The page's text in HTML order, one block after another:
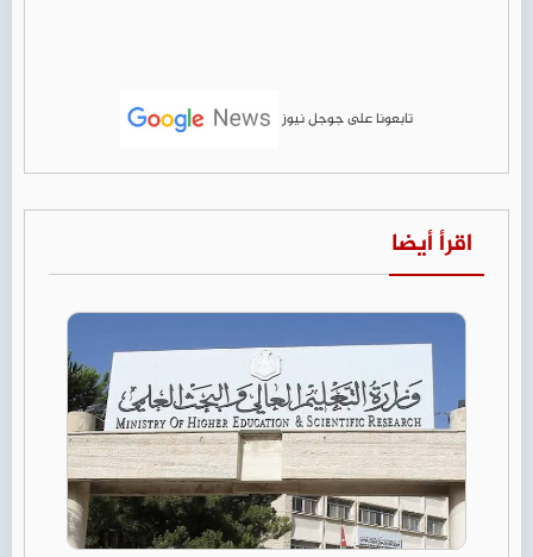
تابعونا على جوجل نيوز
اقرأ أيضا